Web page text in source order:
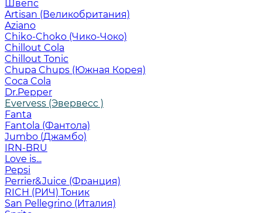
Швепс
Artisan (Великобритания)
Aziano
Chiko-Choko (Чико-Чоко)
Chillout Cola
Chillout Tonic
Chupa Chups (Южная Корея)
Coca Cola
Dr.Pepper
Evervess (Эвервесс )
Fanta
Fantola (Фантола)
Jumbo (Джамбо)
IRN-BRU
Love is...
Pepsi
Perrier&Juice (Франция)
RICH (РИЧ) Тоник
San Pellegrino (Италия)